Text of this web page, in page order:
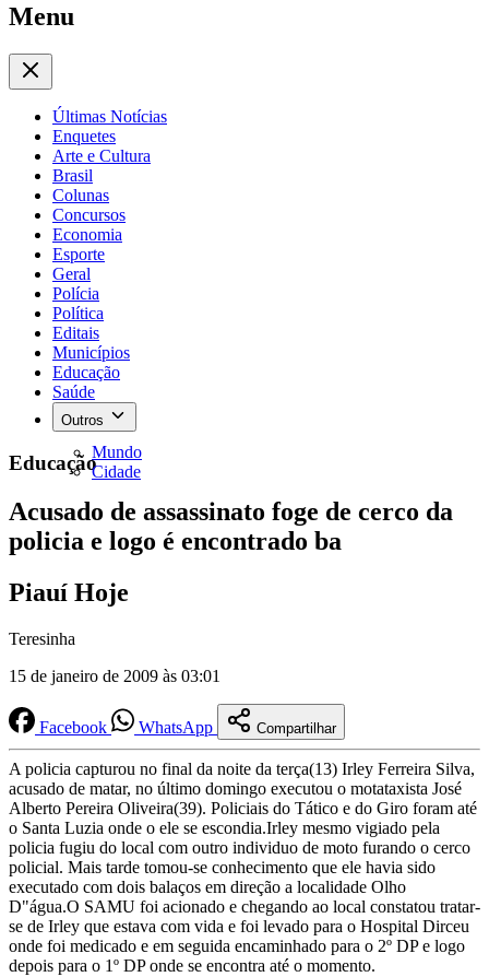
Menu
Últimas Notícias
Enquetes
Arte e Cultura
Brasil
Colunas
Concursos
Economia
Esporte
Geral
Polícia
Política
Editais
Municípios
Educação
Saúde
Outros
Mundo
Cidade
Educação
Acusado de assassinato foge de cerco da
policia e logo é encontrado ba
Piauí Hoje
Teresinha
15 de janeiro de 2009 às 03:01
Facebook WhatsApp Compartilhar
A policia capturou no final da noite da terça(13) Irley Ferreira Silva,
acusado de matar, no último domingo executou o motataxista José
Alberto Pereira Oliveira(39). Policiais do Tático e do Giro foram até
o Santa Luzia onde o ele se escondia.Irley mesmo vigiado pela
policia fugiu do local com outro individuo de moto furando o cerco
policial. Mais tarde tomou-se conhecimento que ele havia sido
executado com dois balaços em direção a localidade Olho
D"água.O SAMU foi acionado e chegando ao local constatou tratar-
se de Irley que estava com vida e foi levado para o Hospital Dirceu
onde foi medicado e em seguida encaminhado para o 2º DP e logo
depois para o 1º DP onde se encontra até o momento.